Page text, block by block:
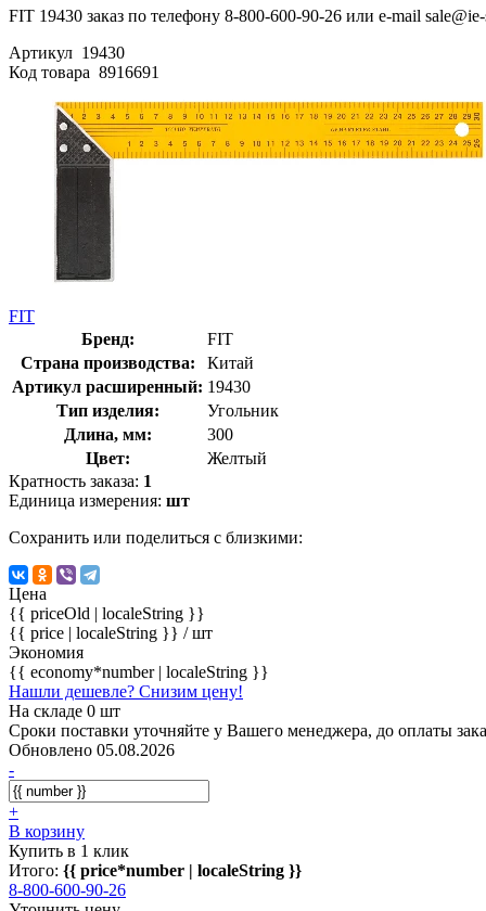
FIT 19430 заказ по телефону 8-800-600-90-26 или e-mail
Артикул 19430
Код товара 8916691
FIT
Бренд:
FIT
Страна производства:
Китай
Артикул расширенный: 19430
Тип изделия:
Угольник
Длина, мм:
300
Цвет:
Желтый
Кратность заказа: 1
Единица измерения: шт
Сохранить или поделиться с близкими:
Цена
{{ priceOld | localeString }}
{{ price | localeString }} / шт
Экономия
{{ economy*number | localeString }}
Нашли дешевле? Снизим цену!
На складе 0 шт
Сроки поставки уточняйте у Вашего менеджера, до оплаты
Обновлено 05.08.2026
-
+
В корзину
Купить в 1 клик
Итого: {{ price*number | localeString }}
8-800-600-90-26